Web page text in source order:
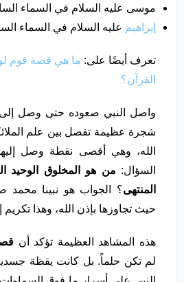
موسى عليه السلام في السماء
إبراهيم عليه السلام في السماء
تعرف أيضًا على: ما هي قصة قوم
القرآن؟
واصل النبي صعوده حتى وصل
شجرة عظيمة تفصل بين علم
الله، وهي أقصى نقطة وصل
السؤال: من هو المخلوق
المنتهى؟ الجواب هو نبينا محمد
حيث تجاوزها بإذن الله، وهذا
هذه المشاهد العظيمة تؤكد أن
لم تكن حلماً. بل كانت يقظة